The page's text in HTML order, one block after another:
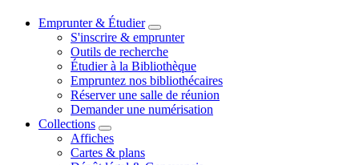
Emprunter & Étudier
S'inscrire & emprunter
Outils de recherche
Étudier à la Bibliothèque
Empruntez nos bibliothécaires
Réserver une salle de réunion
Demander une numérisation
Collections
Affiches
Cartes & plans